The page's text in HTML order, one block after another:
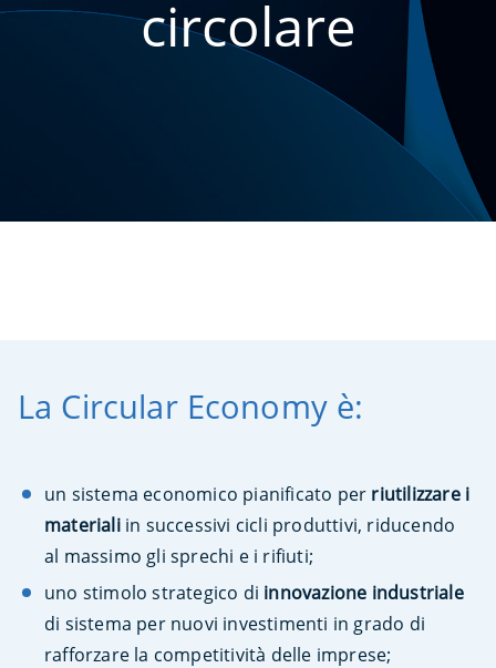
circolare
La Circular Economy è:
un sistema economico pianificato per riutilizzare i
materialiin successivi cicli produttivi, riducendo
al massimo gli sprechi e i rifiuti;
uno stimolo strategico di innovazione industriale
di sistema per nuovi investimenti in grado di
rafforzare la competitività delle imprese;